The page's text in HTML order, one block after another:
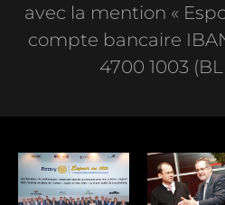
avec la mention «
compte bancaire
4700 1003